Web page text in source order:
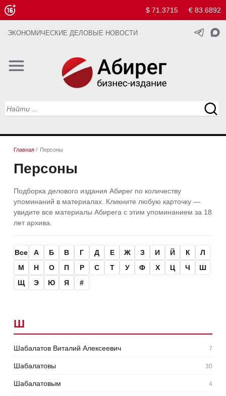
$ 71.3715 € 83.6892
ЭКОНОМИЧЕСКИЕ ДЕЛОВЫЕ НОВОСТИ
Главная / Персоны
Персоны
Подборка делового издания Абирег по количеству
упоминаний в материалах. Кликните любую карточку —
увидите все материалы Абирега с этим упоминанием за 18
лет архива.
Все А Б В Г Д Е Ж З И Й К
Л
М
Н О П Р С Т У Ф Х Ц Ч
Ш
Щ
Э Ю Я #
Ш
Шабалатов Виталий Алексеевич 7
Шабалатовы 30
Шабалатовым 4